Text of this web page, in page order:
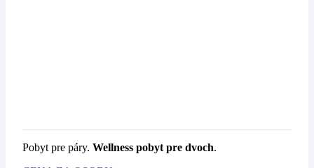
Pobyt pre páry. Wellness pobyt pre dvoch.